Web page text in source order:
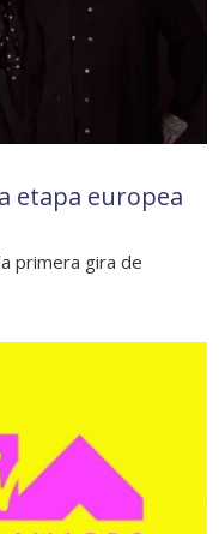
etapa europea
primera gira de